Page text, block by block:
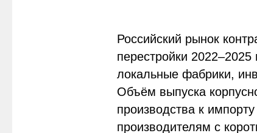
Российский рынок
перестройки
локальные фабрики,
Объём выпуска
производства к
производителям с